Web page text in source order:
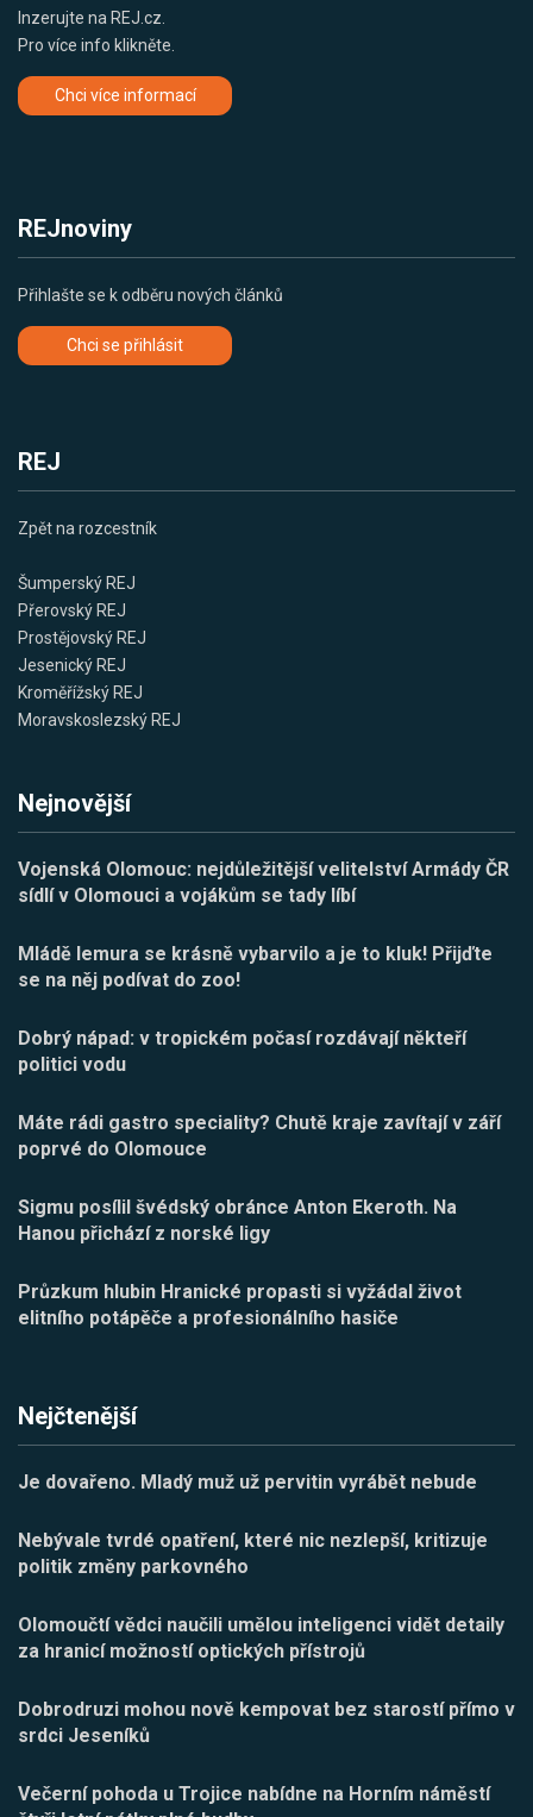
Inzerujte na REJ.cz.
Pro více info klikněte.
Chci více informací
REJnoviny
Přihlašte se k odběru nových článků
Chci se přihlásit
REJ
Zpět na rozcestník
Šumperský REJ
Přerovský REJ
Prostějovský REJ
Jesenický REJ
Kroměřížský REJ
Moravskoslezský REJ
Nejnovější
Vojenská Olomouc: nejdůležitější velitelství Armády ČR
sídlí v Olomouci a vojákům se tady líbí
Mládě lemura se krásně vybarvilo a je to kluk! Přijďte
se na něj podívat do zoo!
Dobrý nápad: v tropickém počasí rozdávají někteří
politici vodu
Máte rádi gastro speciality? Chutě kraje zavítají v září
poprvé do Olomouce
Sigmu posílil švédský obránce Anton Ekeroth. Na
Hanou přichází z norské ligy
Průzkum hlubin Hranické propasti si vyžádal život
elitního potápěče a profesionálního hasiče
Nejčtenější
Je dovařeno. Mladý muž už pervitin vyrábět nebude
Nebývale tvrdé opatření, které nic nezlepší, kritizuje
politik změny parkovného
Olomoučtí vědci naučili umělou inteligenci vidět detaily
za hranicí možností optických přístrojů
Dobrodruzi mohou nově kempovat bez starostí přímo v
srdci Jeseníků
Večerní pohoda u Trojice nabídne na Horním náměstí